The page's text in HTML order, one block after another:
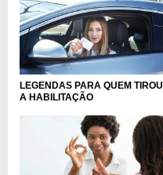
LEGENDAS PARA QUEM TIROU
A HABILITAÇÃO